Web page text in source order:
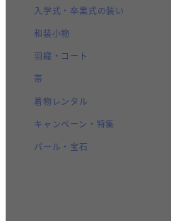
入学式・卒業式の装い
和装小物
羽織・コート
帯
着物レンタル
キャンペーン・特集
パール・宝石